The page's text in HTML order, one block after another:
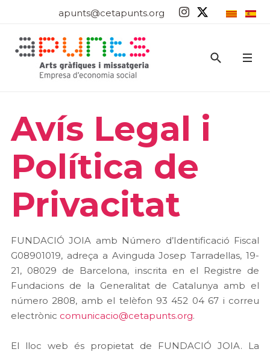
apunts@cetapunts.org
Avís Legal i
Política de
Privacitat
FUNDACIÓ JOIA amb Número d’Identificació Fiscal
G08901019, adreça a Avinguda Josep Tarradellas, 19-
21, 08029 de Barcelona, inscrita en el Registre de
Fundacions de la Generalitat de Catalunya amb el
número 2808, amb el telèfon 93 452 04 67 i correu
electrònic comunicacio@cetapunts.org.
El lloc web és propietat de FUNDACIÓ JOIA. La